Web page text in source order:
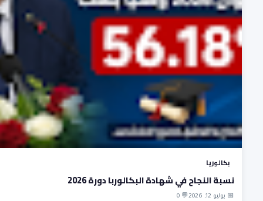
بكالوريا
نسبة النجاح في شهادة البكالوربا دورة 2026
📅 يوليو 12, 2026 💬 0